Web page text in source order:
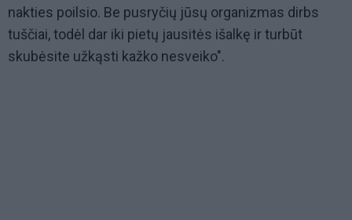
nakties poilsio. Be pusryčių jūsų organizmas dirbs
tuščiai, todėl dar iki pietų jausitės išalkę ir turbūt
skubėsite užkąsti kažko nesveiko".